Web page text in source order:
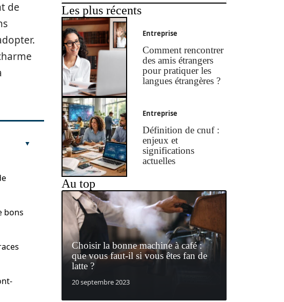
de
bons
Les plus récents
Entreprise
Comment rencontrer
des amis étrangers
pour pratiquer les
langues étrangères ?
Entreprise
Définition de cnuf :
enjeux et
significations
actuelles
Au top
Choisir la bonne machine à café :
que vous faut-il si vous êtes fan de
latte ?
20 septembre 2023